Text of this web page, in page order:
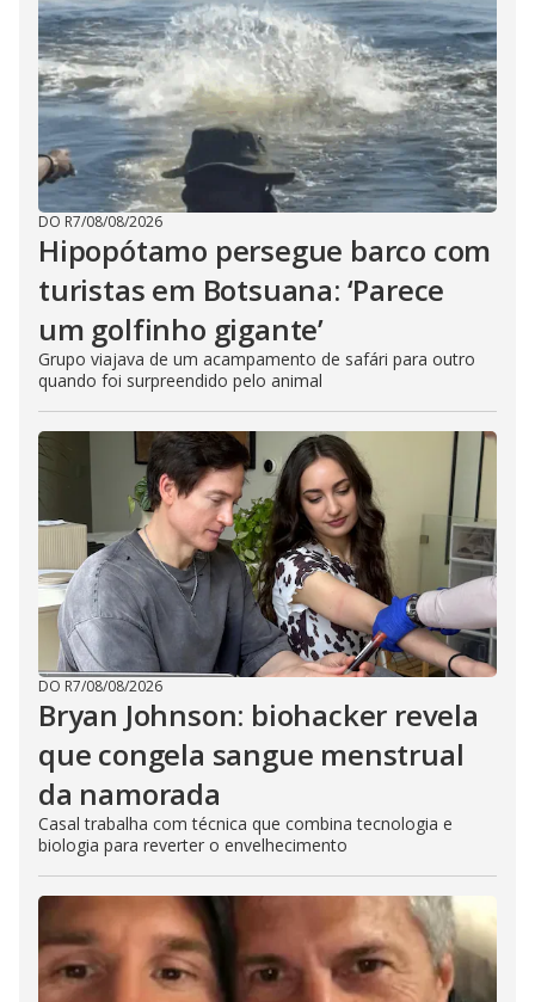
DO R7/08/08/2026
Hipopótamo persegue barco com
turistas em Botsuana: ‘Parece
um golfinho gigante’
Grupo viajava de um acampamento de safári para outro
quando foi surpreendido pelo animal
DO R7/08/08/2026
Bryan Johnson: biohacker revela
que congela sangue menstrual
da namorada
Casal trabalha com técnica que combina tecnologia e
biologia para reverter o envelhecimento